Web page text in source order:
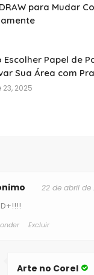
para Mudar
Escolher Papel de
Sua Área com
23, 2025
22 de abril de
Excluir
Arte no Corel